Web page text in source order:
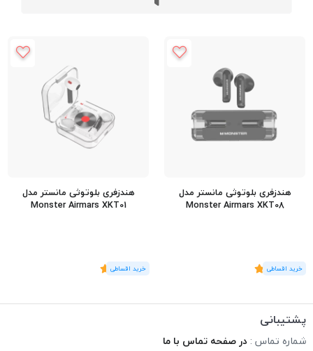
هندزفری بلوتوثی مانستر مدل
Monster Airmars XKT08
(2 رای)
3
هندزفری بلوتوثی مانستر مدل
Monster Airmars XKT01
(1رای)
5
پشتیبانی
شماره تماس : در صفحه تماس با ما